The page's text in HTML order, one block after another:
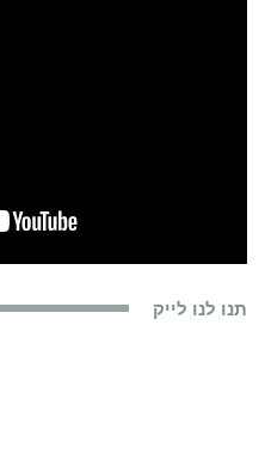
תנו לנו לייק